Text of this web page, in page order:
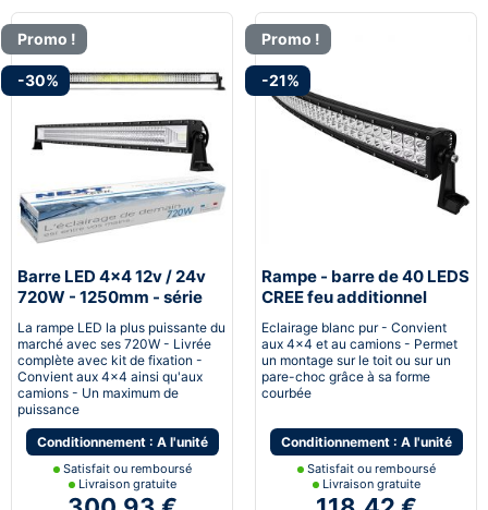
Promo !
-30%
Barre LED 4x4 12v / 24v
720W - 1250mm - série
La rampe LED la plus puissante du
marché avec ses 720W - Livrée
complète avec kit de fixation -
Convient aux 4x4 ainsi qu'aux
camions - Un maximum de
puissance
Conditionnement : A l'unité
Satisfait ou remboursé
Livraison gratuite
Promo !
-21%
Rampe - barre de 40 LEDS
CREE feu additionnel
Eclairage blanc pur - Convient
aux 4x4 et au camions - Permet
un montage sur le toit ou sur un
pare-choc grâce à sa forme
courbée
Conditionnement : A l'unité
Satisfait ou remboursé
Livraison gratuite